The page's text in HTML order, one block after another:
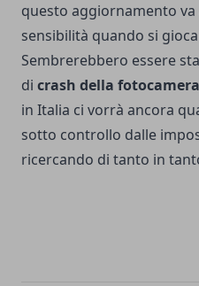
questo aggiornamento
sensibilità quando si
Sembrerebbero essere
di crash della fotocamera
in Italia ci vorrà ancora
sotto controllo dalle
ricercando di tanto in